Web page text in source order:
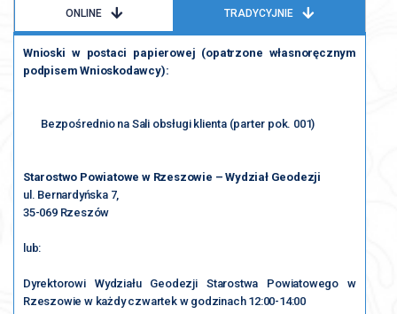
ONLINE TRADYCYJNIE
Wnioski w postaci papierowej (opatrzone własnoręcznym
podpisem Wnioskodawcy):
Bezpośrednio na Sali obsługi klienta (parter pok. 001)
Starostwo Powiatowe w Rzeszowie – Wydział Geodezji
ul. Bernardyńska 7,
35-069 Rzeszów
lub:
Dyrektorowi Wydziału Geodezji Starostwa Powiatowego w
Rzeszowie w każdy czwartek w godzinach 12:00-14:00